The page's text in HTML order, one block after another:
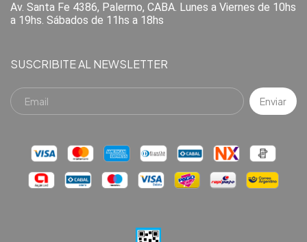
Av. Santa Fe 4386, Palermo, CABA. Lunes a Viernes de 10hs
a 19hs. Sábados de 11hs a 18hs
SUSCRIBITE AL NEWSLETTER